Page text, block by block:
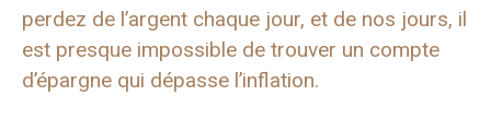
perdez de l’argent chaque jour, et de nos jours, il
est presque impossible de trouver un compte
d’épargne qui dépasse l’inflation.